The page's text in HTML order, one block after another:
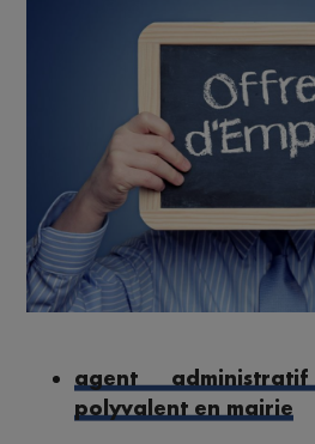
agent
polyvalent en mairie